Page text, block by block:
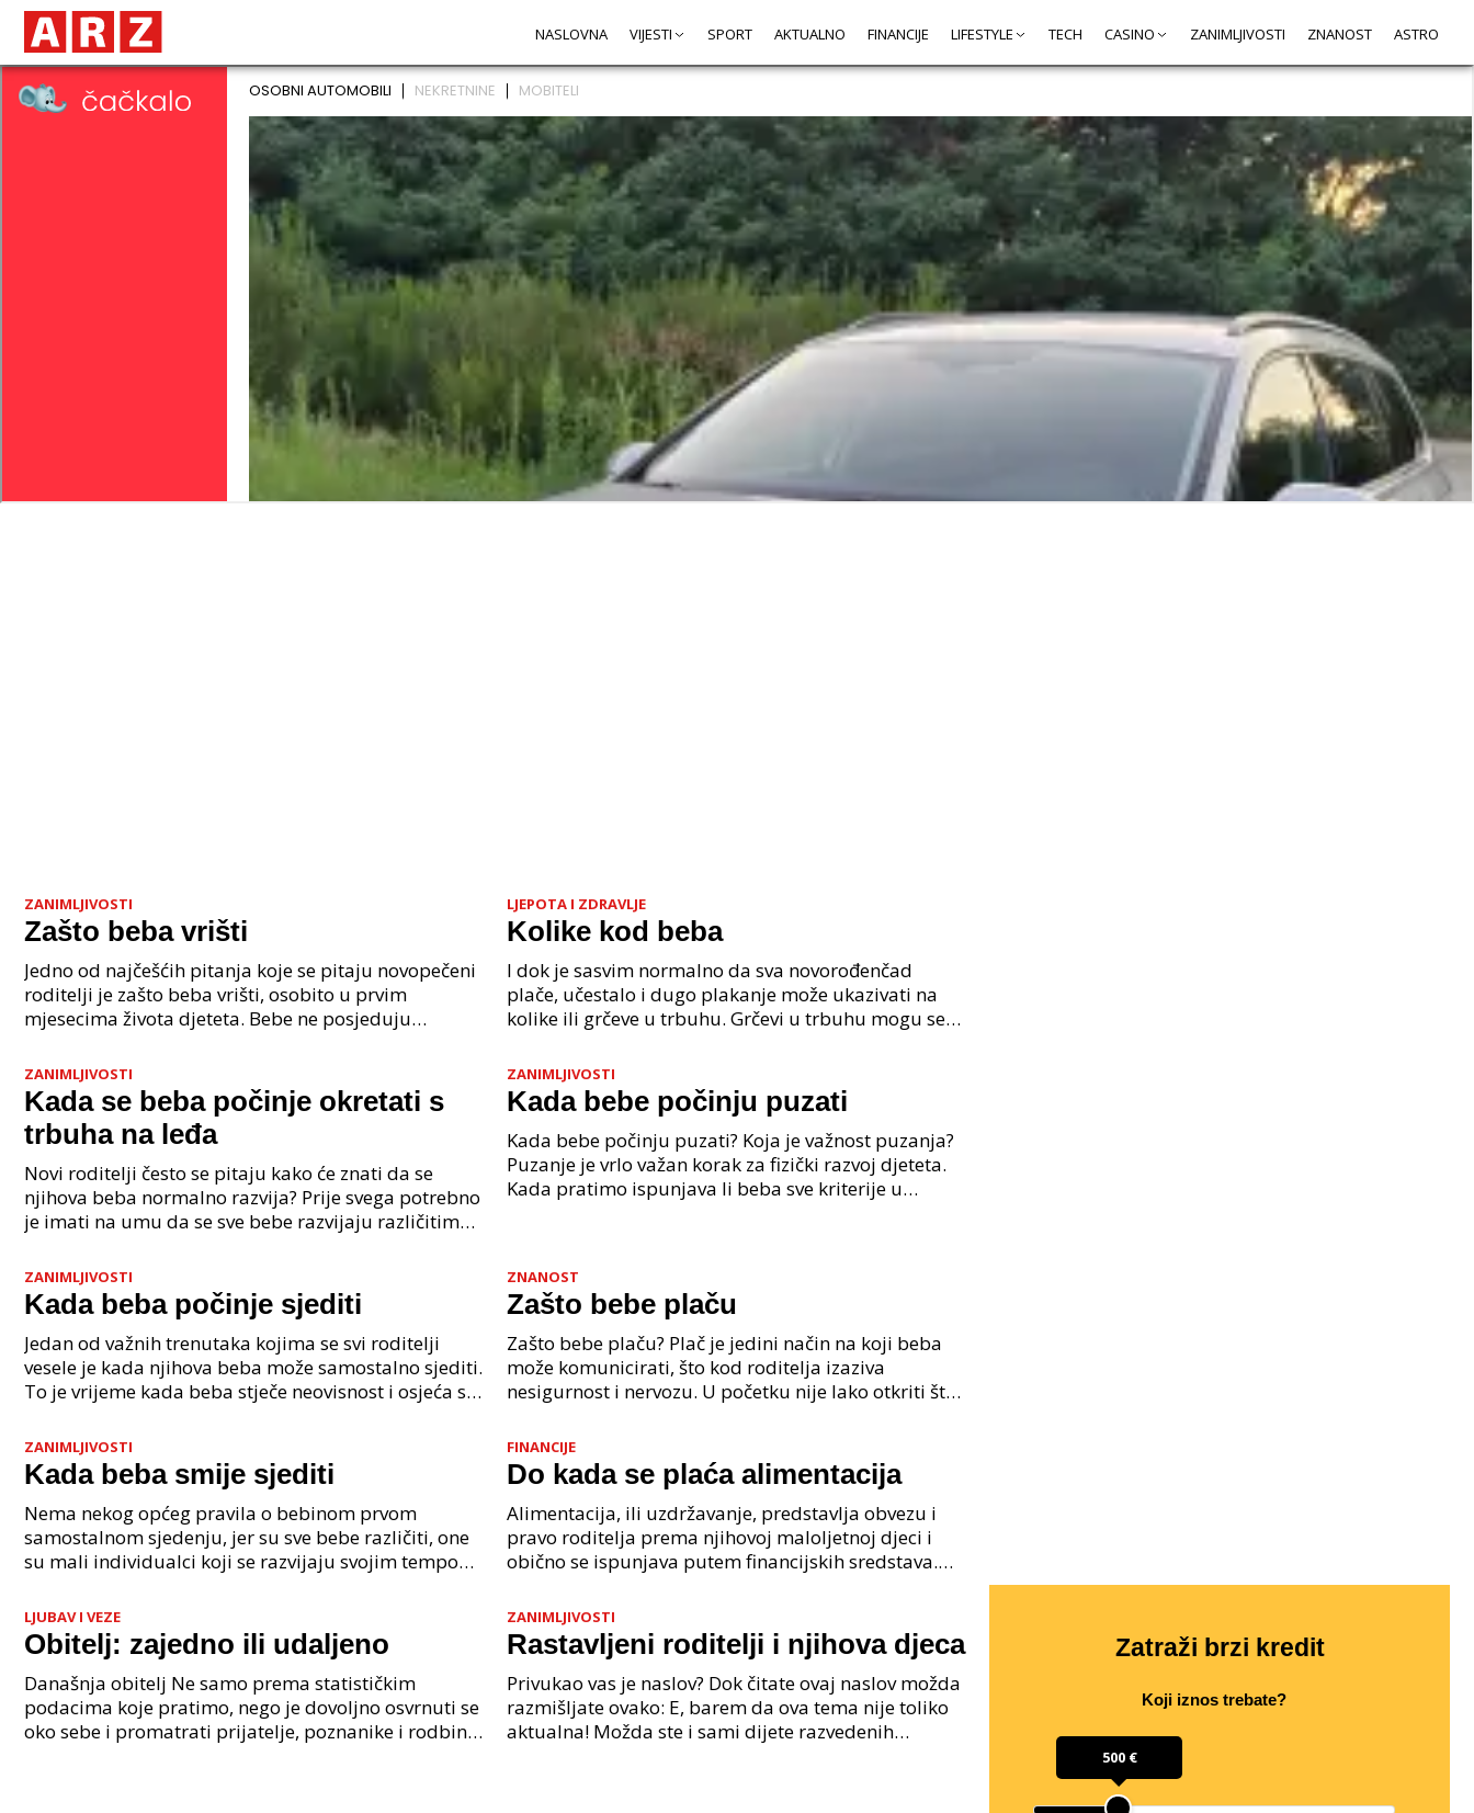
NASLOVNA VIJESTI SPORT AKTUALNO FINANCIJE LIFESTYLE TECH CASINO ZANIMLJIVOSTI ZNANOST ASTRO
ZANIMLJIVOSTI
Zašto beba vrišti
Jedno od najčešćih pitanja koje se pitaju novopečeni
roditelji je zašto beba vrišti, osobito u prvim
mjesecima života djeteta. Bebe ne posjeduju
gla
LJEPOTA I ZDRAVLJE
Kolike kod beba
I dok je sasvim normalno da sva novorođenčad
plače, učestalo i dugo plakanje može ukazivati na
kolike ili grčeve u trbuhu. Grčevi u trbuhu mogu se
ZANIMLJIVOSTI
Kada se beba počinje okretati s
trbuha na leđa
Novi roditelji često se pitaju kako će znati da se
njihova beba normalno razvija? Prije svega potrebno
je imati na umu da se sve bebe razvijaju različitim
ZANIMLJIVOSTI
Kada bebe počinju puzati
Kada bebe počinju puzati? Koja je važnost puzanja?
Puzanje je vrlo važan korak za fizički razvoj djeteta.
Kada pratimo ispunjava li beba sve kriterije u
ZANIMLJIVOSTI
Kada beba počinje sjediti
Jedan od važnih trenutaka kojima se svi roditelji
vesele je kada njihova beba može samostalno sjediti.
To je vrijeme kada beba stječe neovisnost i osjeća se
ZNANOST
Zašto bebe plaču
Zašto bebe plaču? Plač je jedini način na koji beba
može komunicirati, što kod roditelja izaziva
nesigurnost i nervozu. U početku nije lako otkriti što
ZANIMLJIVOSTI
Kada beba smije sjediti
Nema nekog općeg pravila o bebinom prvom
samostalnom sjedenju, jer su sve bebe različiti, one
su mali individualci koji se razvijaju svojim tempom.
FINANCIJE
Do kada se plaća alimentacija
Alimentacija, ili uzdržavanje, predstavlja obvezu i
pravo roditelja prema njihovoj maloljetnoj djeci i
obično se ispunjava putem financijskih sredstava.
LJUBAV I VEZE
Obitelj: zajedno ili udaljeno
Današnja obitelj Ne samo prema statističkim
podacima koje pratimo, nego je dovoljno osvrnuti se
oko sebe i promatrati prijatelje, poznanike i rodbinu
ZANIMLJIVOSTI
Rastavljeni roditelji i njihova djeca
Privukao vas je naslov? Dok čitate ovaj naslov možda
razmišljate ovako: E, barem da ova tema nije toliko
aktualna! Možda ste i sami dijete razvedenih
Zatraži brzi kredit
Koji iznos trebate?
500 €